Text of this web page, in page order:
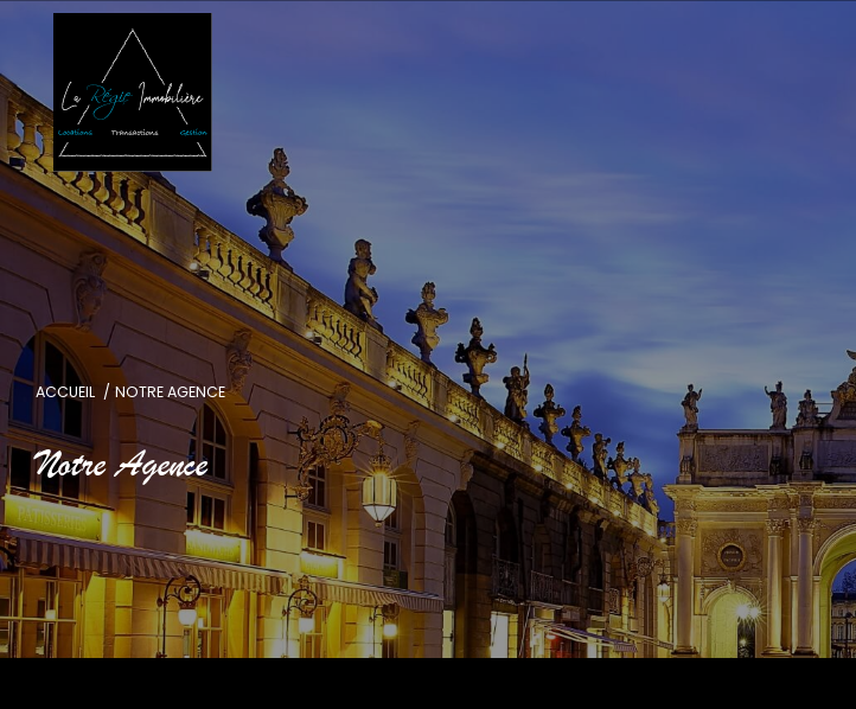
ACCUEIL NOTRE AGENCE
Notre Agence